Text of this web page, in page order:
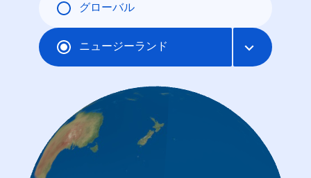
グローバル
ニュージーランド